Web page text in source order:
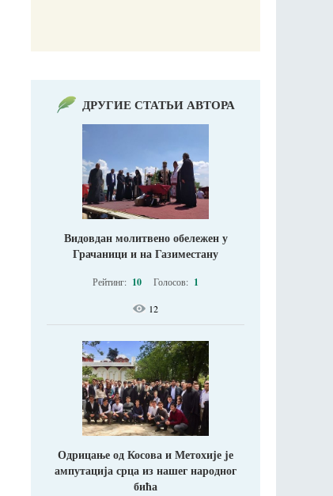
ДРУГИЕ СТАТЬИ АВТОРА
Видовдан молитвено обележен у
Грачаници и на Газиместану
Рейтинг: 10 Голосов: 1
12
Одрицање од Косова и Метохије jе
ампутација срца из нашег народног
бића